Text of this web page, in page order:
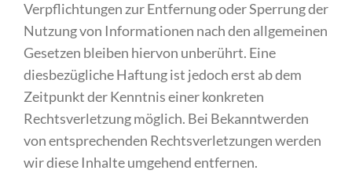
Verpflichtungen zur Entfernung oder Sperrung der
Nutzung von Informationen nach den allgemeinen
Gesetzen bleiben hiervon unberührt. Eine
diesbezügliche Haftung ist jedoch erst ab dem
Zeitpunkt der Kenntnis einer konkreten
Rechtsverletzung möglich. Bei Bekanntwerden
von entsprechenden Rechtsverletzungen werden
wir diese Inhalte umgehend entfernen.